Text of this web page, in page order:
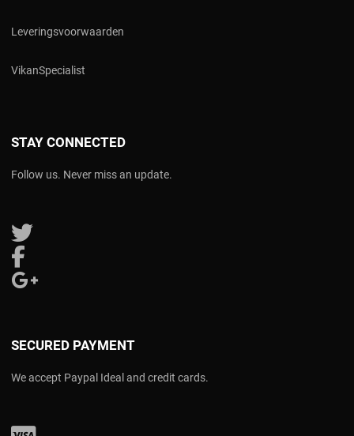
Leveringsvoorwaarden
VikanSpecialist
STAY CONNECTED
Follow us. Never miss an update.
Follow us on Twitter
SECURED PAYMENT
We accept Paypal Ideal and credit cards.
Visa